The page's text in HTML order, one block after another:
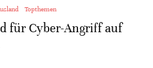
Topthemen
für Cyber-Angriff auf